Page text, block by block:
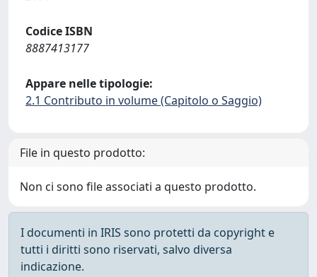
Codice ISBN
8887413177
Appare nelle tipologie:
2.1 Contributo in volume (Capitolo o Saggio)
File in questo prodotto:
Non ci sono file associati a questo prodotto.
I documenti in IRIS sono protetti da copyright e
tutti i diritti sono riservati, salvo diversa
indicazione.